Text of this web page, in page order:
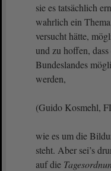
sie es tatsächlich
wahrlich ein
versucht hätte,
und zu hoffen,
Bundeslandes
werden,
(Guido Kosmehl,
wie es um die
steht. Aber sei’s
auf die